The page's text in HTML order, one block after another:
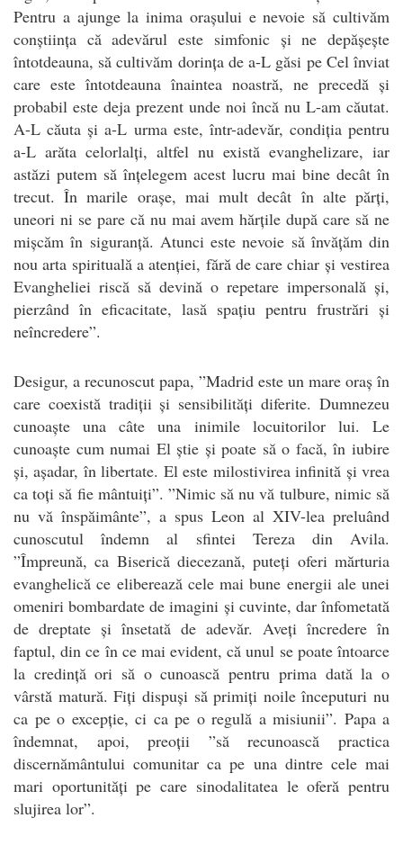
Pentru a ajunge la inima orașului e nevoie să cultivăm
conștiința că adevărul este simfonic și ne depășește
întotdeauna, să cultivăm dorința de a-L găsi pe Cel înviat
care este întotdeauna înaintea noastră, ne precedă și
probabil este deja prezent unde noi încă nu L-am căutat.
A-L căuta și a-L urma este, într-adevăr, condiția pentru
a-L arăta celorlalți, altfel nu există evanghelizare, iar
astăzi putem să înțelegem acest lucru mai bine decât în
trecut. În marile orașe, mai mult decât în alte părți,
uneori ni se pare că nu mai avem hărțile după care să ne
mișcăm în siguranță. Atunci este nevoie să învățăm din
nou arta spirituală a atenției, fără de care chiar și vestirea
Evangheliei riscă să devină o repetare impersonală și,
pierzând în eficacitate, lasă spațiu pentru frustrări și
neîncredere”.
Desigur, a recunoscut papa, ”Madrid este un mare oraș în
care coexistă tradiții și sensibilități diferite. Dumnezeu
cunoaște una câte una inimile locuitorilor lui. Le
cunoaște cum numai El știe și poate să o facă, în iubire
și, așadar, în libertate. El este milostivirea infinită și vrea
ca toți să fie mântuiți”. ”Nimic să nu vă tulbure, nimic să
nu vă înspăimânte”, a spus Leon al XIV-lea preluând
cunoscutul îndemn al sfintei Tereza din Avila.
”Împreună, ca Biserică diecezană, puteți oferi mărturia
evanghelică ce eliberează cele mai bune energii ale unei
omeniri bombardate de imagini și cuvinte, dar înfometată
de dreptate și însetată de adevăr. Aveți încredere în
faptul, din ce în ce mai evident, că unul se poate întoarce
la credință ori să o cunoască pentru prima dată la o
vârstă matură. Fiți dispuși să primiți noile începuturi nu
ca pe o excepție, ci ca pe o regulă a misiunii”. Papa a
îndemnat, apoi, preoții ”să recunoască practica
discernământului comunitar ca pe una dintre cele mai
mari oportunități pe care sinodalitatea le oferă pentru
slujirea lor”.